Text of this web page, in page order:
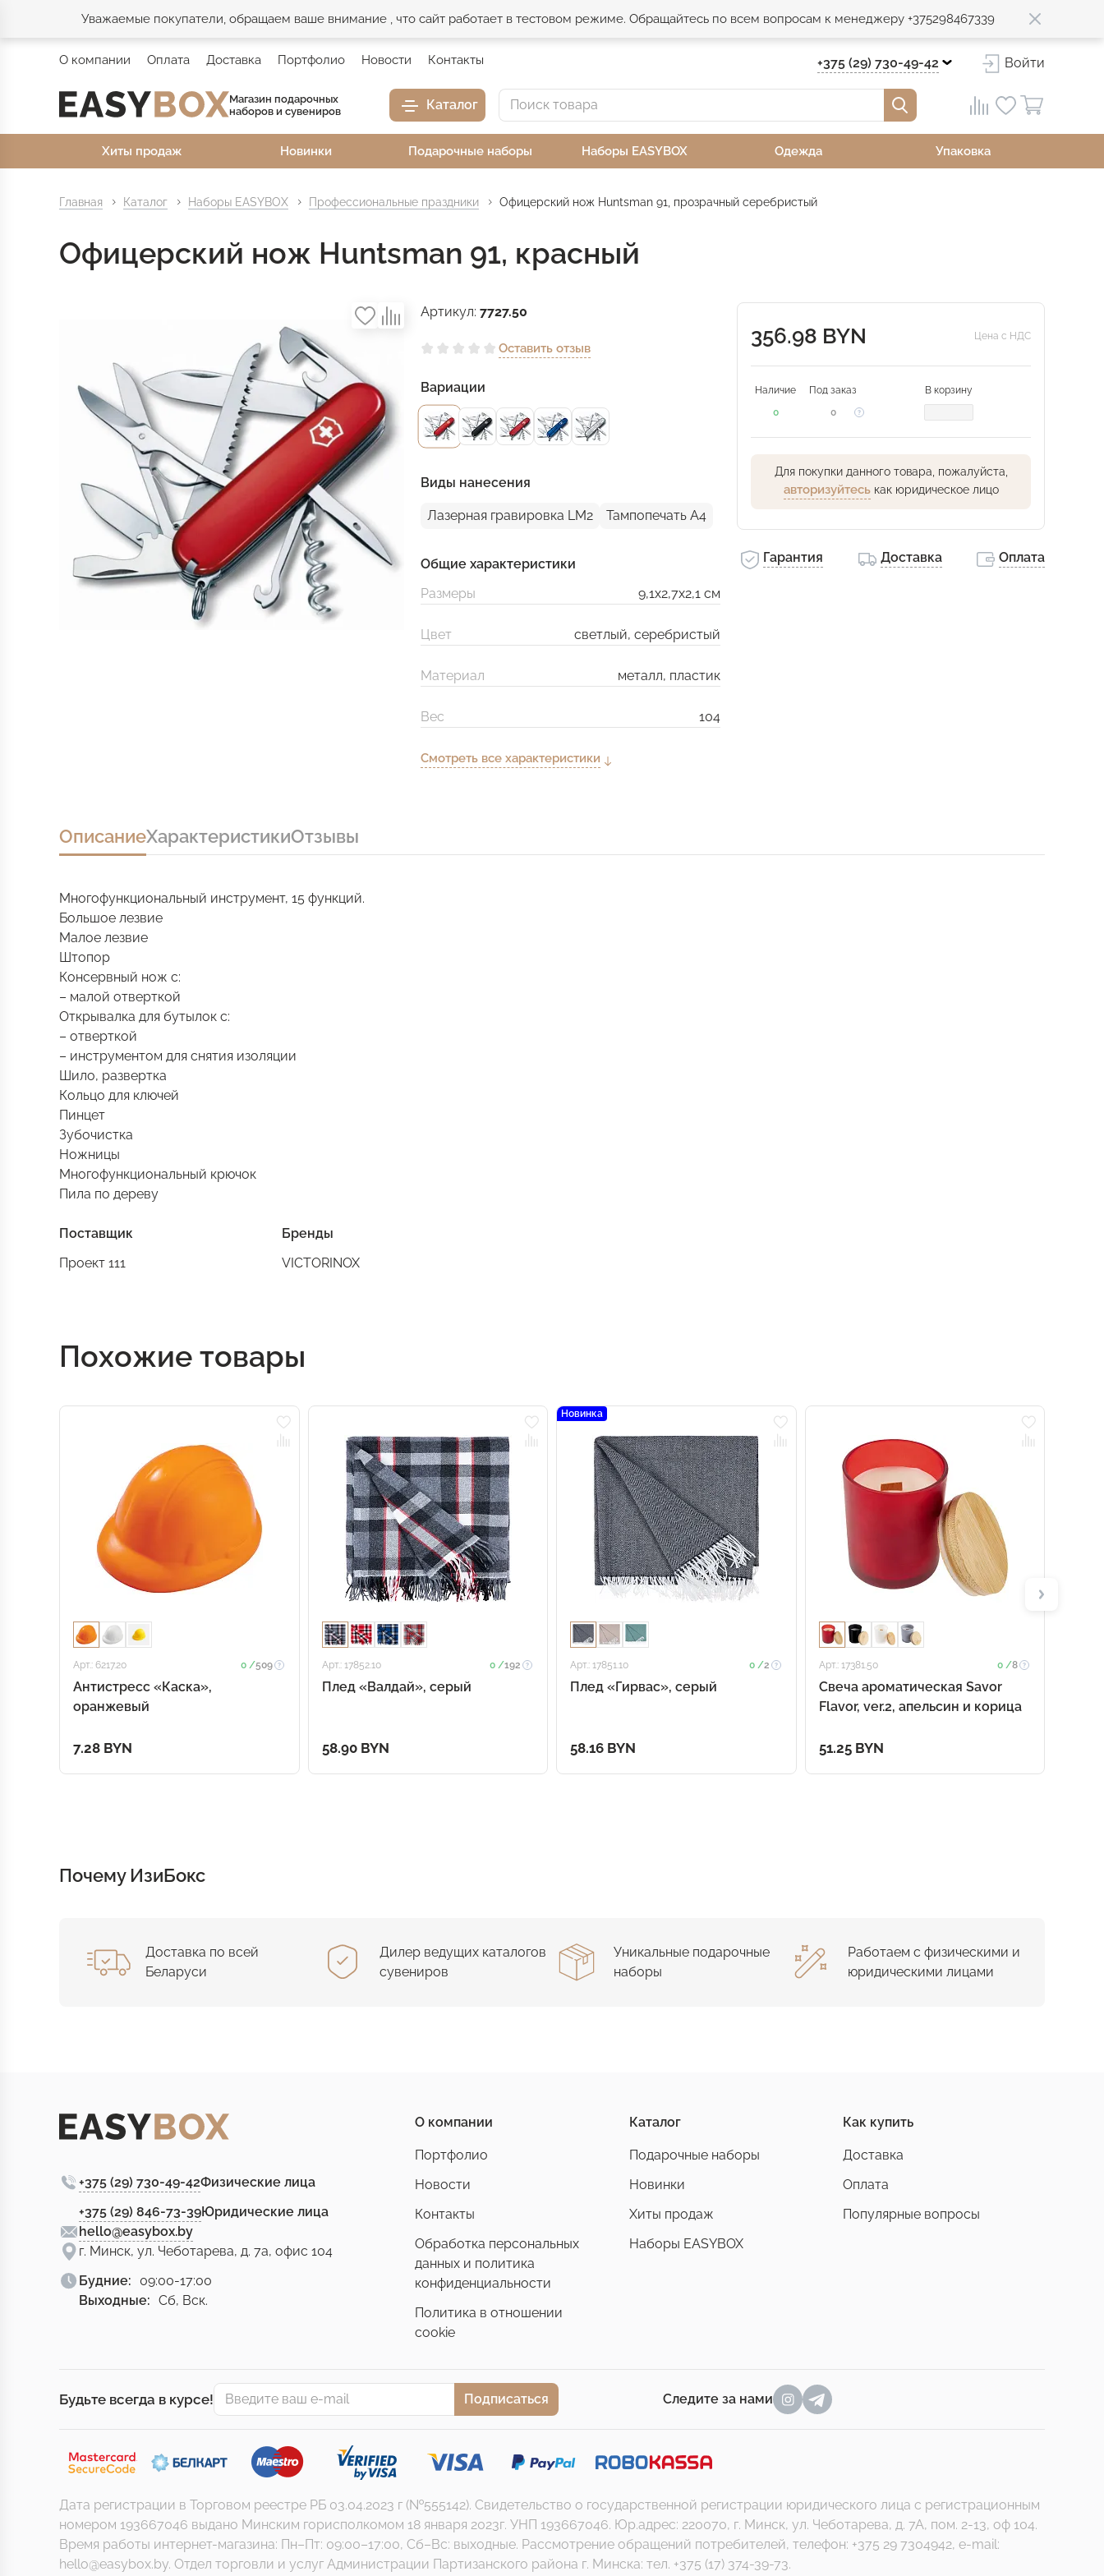
Уважаемые покупатели, обращаем ваше внимание , что сайт работает в тестовом режиме. Обращайтесь по всем вопросам к менеджеру +375298467339
О компании Оплата Доставка Портфолио Новости Контакты +375 (29) 730-49-42 Войти
Магазин подарочных
наборов и сувениров
Каталог
Хиты продаж Новинки Подарочные наборы Наборы EASYBOX Одежда Упаковка
Главная Каталог Наборы EASYBOX Профессиональные праздники Офицерский нож Huntsman 91, прозрачный серебристый
Офицерский нож Huntsman 91, красный
Артикул: 7727.50
Оставить отзыв
Вариации
Виды нанесения
Лазерная гравировка LM2 Тампопечать A4
Общие характеристики
Размеры
9,1x2,7x2,1 см
Цвет светлый, серебристый
Материал металл, пластик
Вес 104
Смотреть все характеристики
356.98 BYN Цена с НДС
Наличие Под заказ
В корзину
0
0
Для покупки данного товара, пожалуйста,
авторизуйтеськак юридическое лицо
Гарантия Доставка Оплата
ОписаниеХарактеристикиОтзывы
Многофункциональный инструмент, 15 функций.
Большое лезвие
Малое лезвие
Штопор
Консервный нож с:
– малой отверткой
Открывалка для бутылок с:
– отверткой
– инструментом для снятия изоляции
Шило, развертка
Кольцо для ключей
Пинцет
Зубочистка
Ножницы
Многофункциональный крючок
Пила по дереву
Поставщик
Проект 111
Бренды
VICTORINOX
Похожие товары
Арт.: 6217.20 0 /509
Антистресс «Каска»,
оранжевый
7.28 BYN
Арт.: 17852.10 0 /192
Плед «Валдай», серый
58.90 BYN
Новинка
Арт.: 17851.10 0 /2
Плед «Гирвас», серый
58.16 BYN
Арт.: 17381.50 0 /8
Свеча ароматическая Savor
Flavor, ver.2, апельсин и корица
51.25 BYN
Почему ИзиБокс
Доставка по всей
Беларуси
Дилер ведущих каталогов
сувениров
Уникальные подарочные
наборы
Работаем с физическими и
юридическими лицами
+375 (29) 730-49-42Физические лица
+375 (29) 846-73-39Юридические лица
hello@easybox.by
г. Минск, ул. Чеботарева, д. 7а, офис 104
Будние:
09:00-17:00
Выходные: Сб, Вск.
О компании
Портфолио
Новости
Контакты
Обработка персональных
данных и политика
конфиденциальности
Политика в отношении
cookie
Каталог
Подарочные наборы
Новинки
Хиты продаж
Наборы EASYBOX
Как купить
Доставка
Оплата
Популярные вопросы
Будьте всегда в курсе! Подписаться Следите за нами
Дата регистрации в Торговом реестре РБ 03.04.2023 г (№555142). Свидетельство о государственной регистрации юридического лица с регистрационным
номером 193667046 выдано Минским горисполкомом 18 января 2023г. УНП 193667046. Юр.адрес: 220070, г. Минск, ул. Чеботарева, д. 7А, пом. 2-13, оф 104.
Время работы интернет-магазина: Пн–Пт: 09:00–17:00, Сб–Вс: выходные. Рассмотрение обращений потребителей, телефон: +375 29 7304942, e-mail:
hello@easybox.by. Отдел торговли и услуг Администрации Партизанского района г. Минска: тел. +375 (17) 374-39-73.